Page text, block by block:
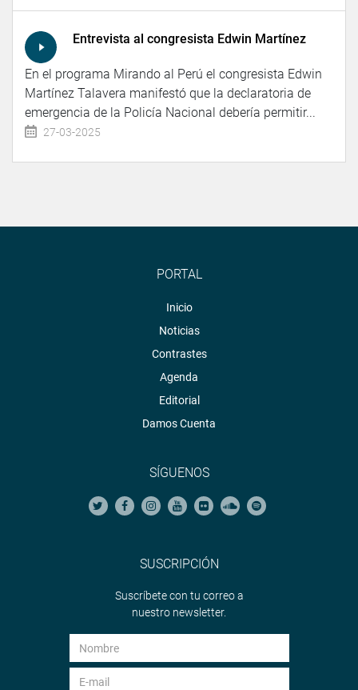
Entrevista al congresista Edwin Martínez
En el programa Mirando al Perú el congresista Edwin
Martínez Talavera manifestó que la declaratoria de
emergencia de la Policía Nacional debería permitir...
27-03-2025
PORTAL
Inicio
Noticias
Contrastes
Agenda
Editorial
Damos Cuenta
SÍGUENOS
SUSCRIPCIÓN
Suscríbete con tu correo a
nuestro newsletter.